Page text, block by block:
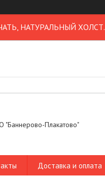
НАТУРАЛЬНЫЙ ХОЛСТ.
"Баннерово-Плакатово"
Доставка и оплата